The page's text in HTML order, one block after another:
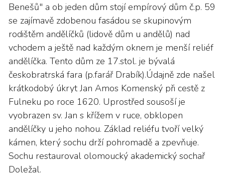
Benešů" a ob jeden dům stojí empírový dům č.p. 59
se zajímavě zdobenou fasádou se skupinovým
rodištěm andělíčků (lidově dům u andělů) nad
vchodem a ještě nad každým oknem je menší reliéf
andělíčka. Tento dům ze 17.stol. je bývalá
českobratrská fara (p.farář Drabík).Údajně zde našel
krátkodobý úkryt Jan Amos Komenský při cestě z
Fulneku po roce 1620. Uprostřed sousoší je
vyobrazen sv. Jan s křížem v ruce, obklopen
andělíčky u jeho nohou. Základ reliéfu tvoří velký
kámen, který sochu drží pohromadě a zpevňuje.
Sochu restauroval olomoucký akademický sochař
Doležal.